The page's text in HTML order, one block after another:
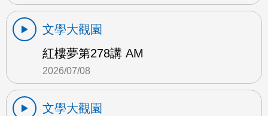
文學大觀園
紅樓夢第278講 AM
2026/07/08
文學大觀園